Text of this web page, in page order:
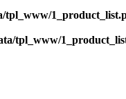
tpl_www/
tpl_www/